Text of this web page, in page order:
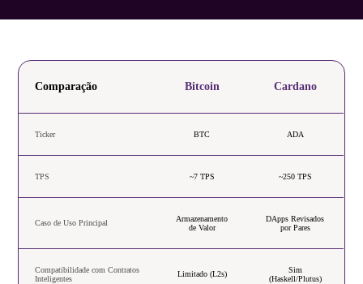
Comparação Bitcoin Cardano
Ticker BTC ADA
TPS ~7 TPS ~250 TPS
Caso de Uso Principal
Armazenamento
de Valor
DApps Revisados
por Pares
Compatibilidade com Contratos
Inteligentes
Limitado (L2s)
Sim
(Haskell/Plutus)